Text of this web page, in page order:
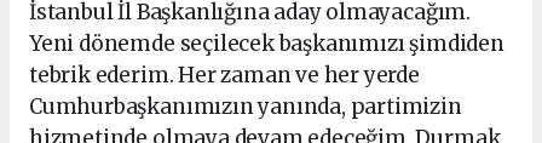
İstanbul İl Başkanlığına aday olmayacağım.
Yeni dönemde seçilecek başkanımızı şimdiden
tebrik ederim. Her zaman ve her yerde
Cumhurbaşkanımızın yanında, partimizin